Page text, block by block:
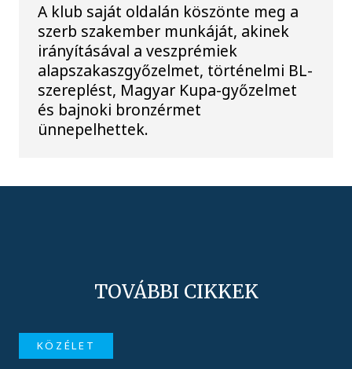
A klub saját oldalán köszönte meg a
szerb szakember munkáját, akinek
irányításával a veszprémiek
alapszakaszgyőzelmet, történelmi BL-
szereplést, Magyar Kupa-győzelmet
és bajnoki bronzérmet
ünnepelhettek.
TOVÁBBI CIKKEK
KÖZÉLET